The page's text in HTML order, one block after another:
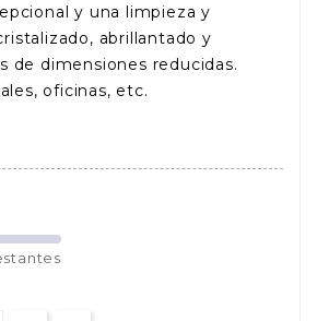
y una limpieza y
abrillantado y
de dimensiones reducidas.
oficinas, etc.